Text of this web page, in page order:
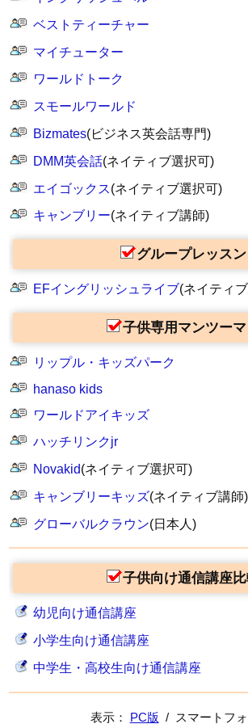
ベストティーチャー
マイチューター
ワールドトーク
スモールワールド
Bizmates(ビジネス英会話専門)
DMM英会話(ネイティブ選択可)
エイゴックス(ネイティブ選択可)
キャンブリー(ネイティブ講師)
グループレッスン
EFイングリッシュライブ(ネイティ
子供専用マンツー
リップル・キッズパーク
hanaso kids
ワールドアイキッズ
ハッチリンクjr
Novakid(ネイティブ選択可)
キャンブリーキッズ(ネイティブ講師)
グローバルクラウン(日本人)
子供向け通信講座
幼児向け通信講座
小学生向け通信講座
中学生・高校生向け通信講座
表示： PC版 / スマートフ